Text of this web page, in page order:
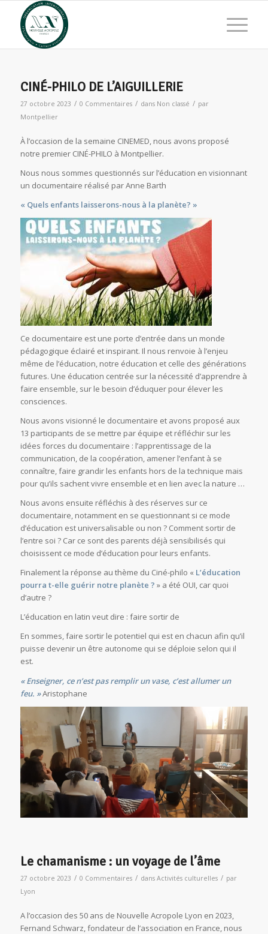
CINÉ-PHILO DE L’AIGUILLERIE
27 octobre 2023 / 0 Commentaires / dans Non classé / par
Montpellier
À l’occasion de la semaine CINEMED, nous avons proposé
notre premier CINÉ-PHILO à Montpellier.
Nous nous sommes questionnés sur l’éducation en visionnant
un documentaire réalisé par Anne Barth
« Quels enfants laisserons-nous à la planète? »
Ce documentaire est une porte d’entrée dans un monde
pédagogique éclairé et inspirant. Il nous renvoie à l’enjeu
même de l’éducation, notre éducation et celle des générations
futures. Une éducation centrée sur la nécessité d’apprendre à
faire ensemble, sur le besoin d’éduquer pour élever les
consciences.
Nous avons visionné le documentaire et avons proposé aux
13 participants de se mettre par équipe et réfléchir sur les
idées forces du documentaire : l’apprentissage de la
communication, de la coopération, amener l’enfant à se
connaître, faire grandir les enfants hors de la technique mais
pour qu’ils sachent vivre ensemble et en lien avec la nature …
Nous avons ensuite réfléchis à des réserves sur ce
documentaire, notamment en se questionnant si ce mode
d’éducation est universalisable ou non ? Comment sortir de
l’entre soi ? Car ce sont des parents déjà sensibilisés qui
choisissent ce mode d’éducation pour leurs enfants.
Finalement la réponse au thème du Ciné-philo « L’éducation
pourra t-elle guérir notre planète ? » a été OUI, car quoi
d’autre ?
L’éducation en latin veut dire : faire sortir de
En sommes, faire sortir le potentiel qui est en chacun afin qu’il
puisse devenir un être autonome qui se déploie selon qui il
est.
« Enseigner, ce n’est pas remplir un vase, c’est allumer un
feu. »Aristophane
Le chamanisme : un voyage de l’âme
27 octobre 2023 / 0 Commentaires / dans Activités culturelles / par
Lyon
A l’occasion des 50 ans de Nouvelle Acropole Lyon en 2023,
Fernand Schwarz, fondateur de l’association en France, nous